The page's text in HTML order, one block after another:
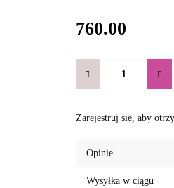
760.00
Zarejestruj się, aby
Opinie
Wysyłka w ciągu